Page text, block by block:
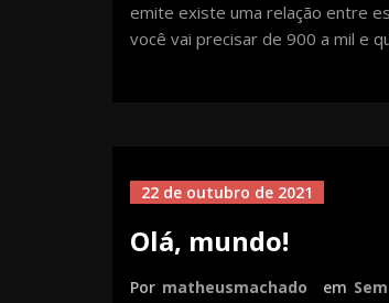
emite existe uma relação entre
você vai precisar de 900 a mil e
22 de outubro de 2021
Olá, mundo!
Por matheusmachado em